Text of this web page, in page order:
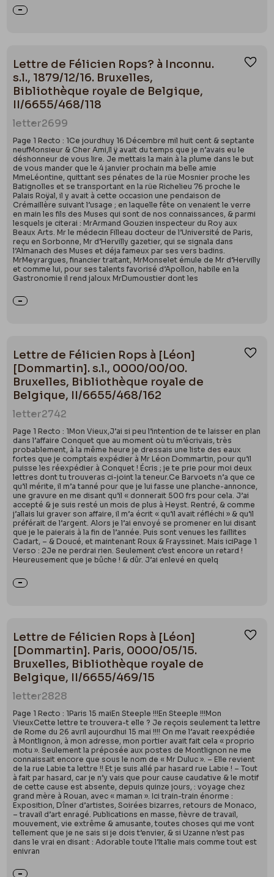
Lettre de Félicien Rops? à Inconnu.
s.l., 1879/12/16. Bruxelles,
Bibliothèque royale de Belgique,
II/6655/468/118
letter2699
Page 1 Recto : 1Ce jourdhuy 16 Décembre mil huit cent & septante
neufMonsieur & Cher Ami,Il ÿ avait du temps que je n’avais eu le
déshonneur de vous lire. Je mettais la main à la plume dans le but
de vous mander que le 4 janvier prochain ma belle amie
MmeLéontine, quittant ses pénates de la rüe Mosnier proche les
Batignolles et se transportant en la rüe Richelieu 76 proche le
Palais Roÿal, il y avait à cette occasion une pendaison de
Crémaillère suivant l’usage ; en laquelle fête on venaient le verre
en main les fils des Muses qui sont de nos connaissances, & parmi
lesquels je citerai : MrArmand Gouzien inspecteur du Roy aux
Beaux Arts. Mr le médecin Filleau docteur de l’Université de Paris,
reçu en Sorbonne, Mr d’Hervilly gazetier, qui se signala dans
l’Almanach des Muses et déja fameux par ses vers badins.
MrMeyrargues, financier traitant, MrMonselet émule de Mr d’Hervilly
et comme lui, pour ses talents favorisé d’Apollon, habile en la
Gastronomie il rend jaloux MrDumoustier dont les
Lettre de Félicien Rops à [Léon]
[Dommartin]. s.l., 0000/00/00.
Bruxelles, Bibliothèque royale de
Belgique, II/6655/468/162
letter2742
Page 1 Recto : 1Mon Vieux,J’ai si peu l’intention de te laisser en plan
dans l’affaire Conquet que au moment où tu m’écrivais, très
probablement, à la même heure je dressais une liste des eaux
fortes que je comptais expédier à Mr Léon Dommartin, pour qu’il
puisse les réexpédier à Conquet ! Écris ; je te prie pour moi deux
lettres dont tu trouveras ci-joint la teneur.Ce Barvoets n’a que ce
qu’il mérite, il m’a tanné pour que je lui fasse une planche-annonce,
une gravure en me disant qu’il « donnerait 500 frs pour cela. J’ai
accepté & je suis resté un mois de plus à Heyst. Rentré, & comme
j’allais lui graver son affaire, il m’a écrit « qu’il avait réfléchi » & qu’il
préférait de l’argent. Alors je l’ai envoyé se promener en lui disant
que je le paierais à la fin de l’année. Puis sont venues les faillites
Cadart, – & Doucé, et maintenant Roux & Frayssinet. Mais iciPage 1
Verso : 2Je ne perdrai rien. Seulement c’est encore un retard !
Heureusement que je bûche ! & dûr. J’ai enlevé en quelq
Lettre de Félicien Rops à [Léon]
[Dommartin]. Paris, 0000/05/15.
Bruxelles, Bibliothèque royale de
Belgique, II/6655/469/15
letter2828
Page 1 Recto : 1Paris 15 maiEn Steeple !!!En Steeple !!!Mon
VieuxCette lettre te trouvera-t elle ? Je reçois seulement ta lettre
de Rome du 26 avril aujourdhui 15 mai !!!! On me l’avait reexpédiée
à Montlignon, à mon adresse, mon portier avait fait cela « proprio
motu ». Seulement la préposée aux postes de Montlignon ne me
connaissait encore que sous le nom de « Mr Duluc ». – Elle revient
de la rue Labie ta lettre !! Et je suis allé par hasard rue Labie ! – Tout
à fait par hasard, car je n’y vais que pour cause caudative & le motif
de cette cause est absente, depuis quinze jours, : voyage chez
grand mère à Rouan, avec « maman ». Ici train-train énorme :
Exposition, Dîner d’artistes, Soirées bizarres, retours de Monaco,
– travail d’art enragé. Publications en masse, fièvre de travail,
mouvement, vie extrême & amusante, toutes choses qui me vont
tellement que je ne sais si je dois t’envier, & si Uzanne n’est pas
dans le vrai en disant : Adorable toute l’Italie mais comme tout est
enivran